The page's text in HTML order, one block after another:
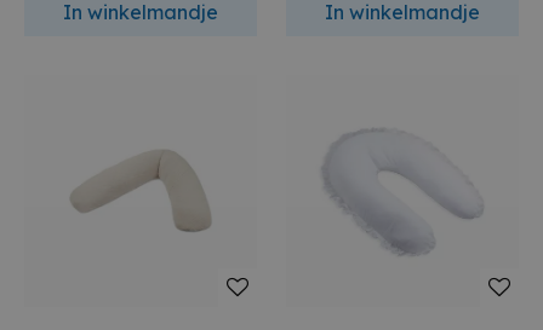
In winkelmandje In winkelmandje